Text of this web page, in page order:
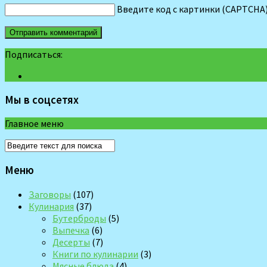
Введите код с картинки
Подписаться:
Мы в соцсетях
Главное меню
Меню
Заговоры (107)
Кулинария (37)
Бутерброды (5)
Выпечка (6)
Десерты (7)
Книги по кулинарии (3)